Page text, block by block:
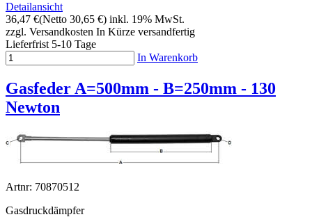
Detailansicht
36,47 €(Netto 30,65 €) inkl. 19% MwSt.
zzgl. Versandkosten In Kürze versandfertig
Lieferfrist 5-10 Tage
In Warenkorb
Gasfeder A=500mm - B=250mm - 130
Newton
Artnr: 70870512
Gasdruckdämpfer